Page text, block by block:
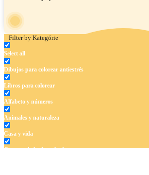
Filter by Kategórie
Select all
Dibujos para colorear antiestrés
Libros para colorear
Alfabeto y números
Animales y naturaleza
Casa y vida
Cuentos de hadas y hadas